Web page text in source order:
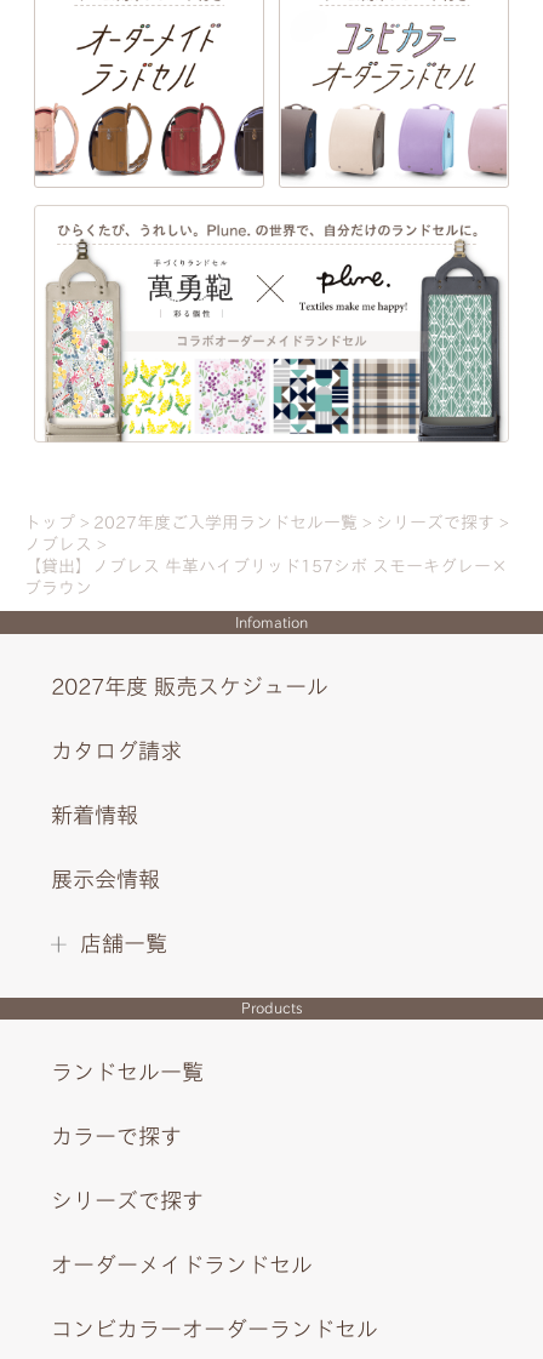
大人の革小物にあるようなシックな印象をつくる109シ
EXTERIOR DESIGN
う。
ま思いの新仕様です。
157シボについて
「157シボ」というマットな質
感のシボ加工を施した素材。傷
に強く、よりデザイン性の高い
風合いになります。
商品一覧
一人ひとりの「大好き」や「ワクワク」を叶え
る、21シリーズのデザインと100超のカラーライ
詳しく見る
トップ 2027年度ご入学用ランドセル一覧
シリーズで探す
ノブレス
【貸出】ノブレス 牛革ハイブリッド157シボ スモーキグレー×
ブラウン
Infomation
2027年度 販売スケジュール
カタログ請求
新着情報
展示会情報
店舗一覧
Products
ランドセル一覧
カラーで探す
シリーズで探す
オーダーメイドランドセル
コンビカラーオーダーランドセル